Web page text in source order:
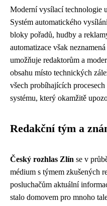
Moderní vysílací technologie
Systém automatického
bloky pořadů, hudby a
automatizace však
umožňuje redaktorům a
obsahu místo technických
všech probíhajících
systému, který okamžitě
Redakční tým a
Český rozhlas Zlín se v
médium s týmem zkušených
posluchačům aktuální
stalo domovem pro mnoho